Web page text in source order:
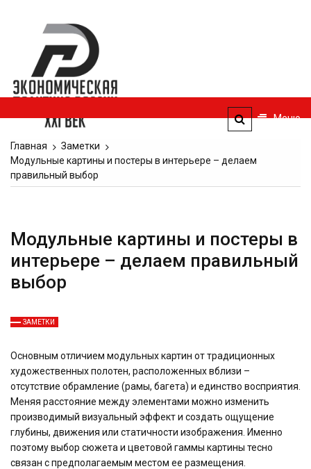
содержимому
век
Меню
Главная
Заметки
Модульные картины и постеры в интерьере – делаем
правильный выбор
Модульные картины и постеры в
интерьере – делаем правильный
выбор
ЗАМЕТКИ
Основным отличием модульных картин от традиционных
художественных полотен, расположенных вблизи –
отсутствие обрамление (рамы, багета) и единство восприятия.
Меняя расстояние между элементами можно изменить
производимый визуальный эффект и создать ощущение
глубины, движения или статичности изображения. Именно
поэтому выбор сюжета и цветовой гаммы картины тесно
связан с предполагаемым местом ее размещения.